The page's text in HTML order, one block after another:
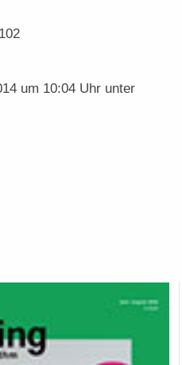
um 10:04 Uhr unter